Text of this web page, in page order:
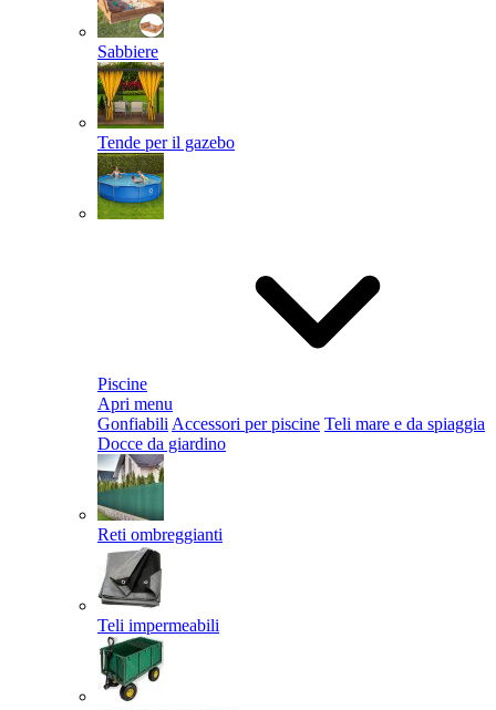
Sabbiere
Tende per il gazebo
Piscine
Apri menu
Gonfiabili Accessori per piscine Teli mare e da spiaggia
Docce da giardino
Reti ombreggianti
Teli impermeabili